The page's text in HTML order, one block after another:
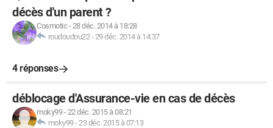
décès d'un parent ?
Cosmotic -28 déc. 2014 à 18:28
roudoudou22-29 déc. 2014 à 14:37
4 réponses
déblocage d'Assurance-vie en cas de décès
moky99-22 déc. 2015 à 08:21
moky99-23 déc. 2015 à 07:13